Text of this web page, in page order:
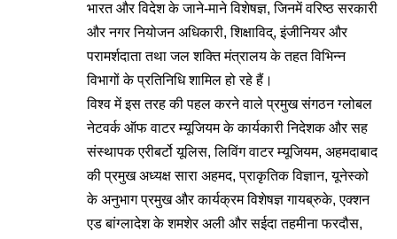
भारत और विदेश के जाने-माने विशेषज्ञ, जिनमें वरिष्‍ठ सरकारी
और नगर नियोजन अधिकारी, शिक्षाविद्, इंजीनियर और
परामर्शदाता तथा जल शक्ति मंत्रालय के तहत विभिन्‍न
विभागों के प्रतिनिधि शामिल हो रहे हैं।
विश्‍व में इस तरह की पहल करने वाले प्रमुख संगठन ग्‍लोबल
नेटवर्क ऑफ वाटर म्‍यूजियम के कार्यकारी निदेशक और सह
संस्‍थापक एरी‍बर्टो यूलिस, लिविंग वाटर म्‍यूजियम, अहमदाबाद
की प्रमुख अध्‍यक्ष सारा अहमद, प्राकृतिक विज्ञान, यूनेस्‍को
के अनुभाग प्रमुख और कार्यक्रम विशेषज्ञ गायब्रुके, एक्‍शन
एड बांग्‍लादेश के शमशेर अली और सईदा तहमीना फरदौस,